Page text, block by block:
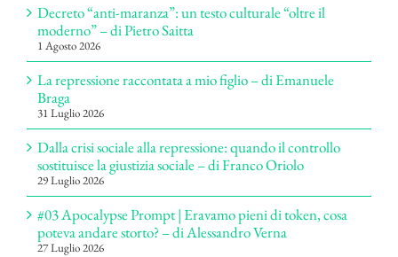
Decreto “anti-maranza”: un testo culturale “oltre il
moderno” – di Pietro Saitta
1 Agosto 2026
La repressione raccontata a mio figlio – di Emanuele
Braga
31 Luglio 2026
Dalla crisi sociale alla repressione: quando il controllo
sostituisce la giustizia sociale – di Franco Oriolo
29 Luglio 2026
#03 Apocalypse Prompt | Eravamo pieni di token, cosa
poteva andare storto? – di Alessandro Verna
27 Luglio 2026